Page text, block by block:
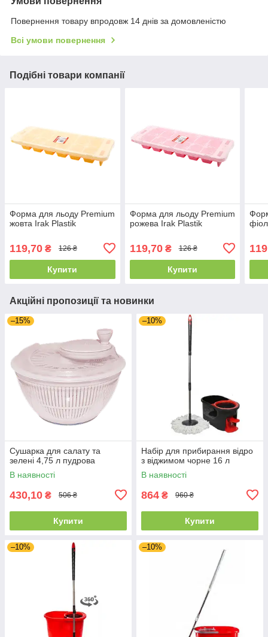
Повернення товару впродовж 14 днів за домовленістю
Всі умови повернення
Подібні товари компанії
Форма для льоду Premium
жовта Irak Plastik
119,70 ₴ 126 ₴
Купити
Форма для льоду Premium
рожева Irak Plastik
119,70₴ 126 ₴
Купити
Акційні пропозиції та новинки
–15%
Сушарка для салату та
зелені 4,75 л пудрова
В наявності
430,10 ₴ 506 ₴
Купити
–10%
Набір для прибирання відро
з віджимом чорне 16 л
В наявності
864 ₴ 960 ₴
Купити
–10% –10%